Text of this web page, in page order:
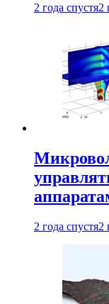
2 года спустя2
2 года спустя2